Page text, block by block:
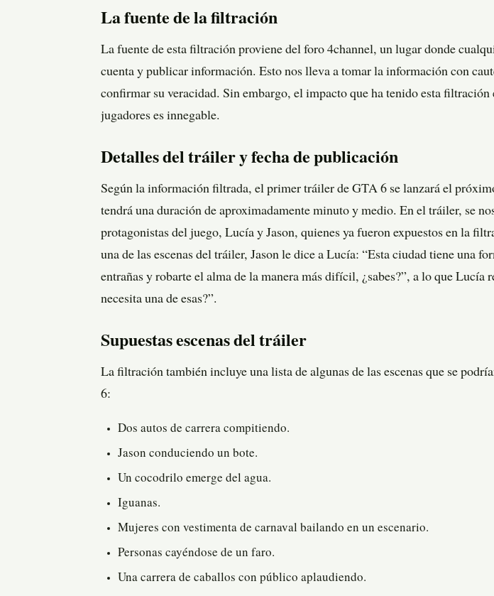
La fuente de la filtración
La fuente de esta filtración proviene del foro 4channel, un lugar donde
cuenta y publicar información. Esto nos lleva a tomar la información con
confirmar su veracidad. Sin embargo, el impacto que ha tenido esta filtración
jugadores es innegable.
Detalles del tráiler y fecha de publicación
Según la información filtrada, el primer tráiler de GTA 6 se lanzará el
tendrá una duración de aproximadamente minuto y medio. En el tráiler, se
protagonistas del juego, Lucía y Jason, quienes ya fueron expuestos en la
una de las escenas del tráiler, Jason le dice a Lucía: “Esta ciudad tiene una
entrañas y robarte el alma de la manera más difícil, ¿sabes?”, a lo que Lucía
necesita una de esas?”.
Supuestas escenas del tráiler
La filtración también incluye una lista de algunas de las escenas que se
6:
Dos autos de carrera compitiendo.
Jason conduciendo un bote.
Un cocodrilo emerge del agua.
Iguanas.
Mujeres con vestimenta de carnaval bailando en un escenario.
Personas cayéndose de un faro.
Una carrera de caballos con público aplaudiendo.